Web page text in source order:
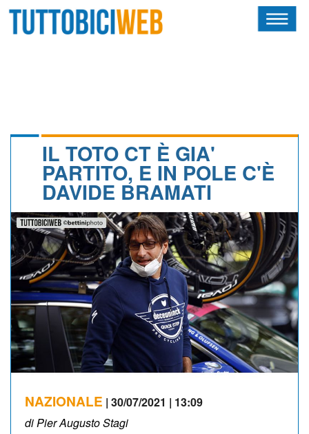
CALENDARIO
ALBI D'ORO
NEWSLETTER
IL TOTO CT È GIA'
PARTITO, E IN POLE C'È
DAVIDE BRAMATI
NAZIONALE | 30/07/2021 | 13:09
di Pier Augusto Stagi